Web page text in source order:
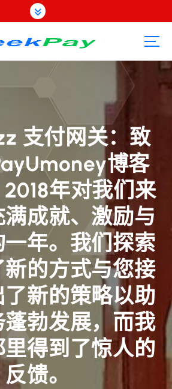
支付网关：致
博客
年对我们来
成就、激励与
年。我们探索
的方式与您接
新的策略以助
勃发展，而我
得到了惊人的
反馈。